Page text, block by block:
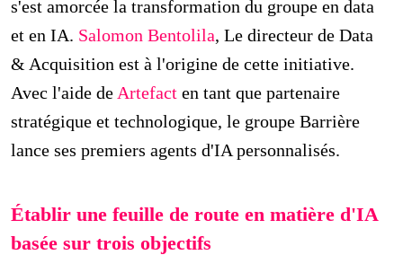
s'est amorcée la transformation du groupe en data
et en IA. Salomon Bentolila, Le directeur de Data
& Acquisition est à l'origine de cette initiative.
Avec l'aide de Artefact en tant que partenaire
stratégique et technologique, le groupe Barrière
lance ses premiers agents d'IA personnalisés.
Établir une feuille de route en matière d'IA
basée sur trois objectifs